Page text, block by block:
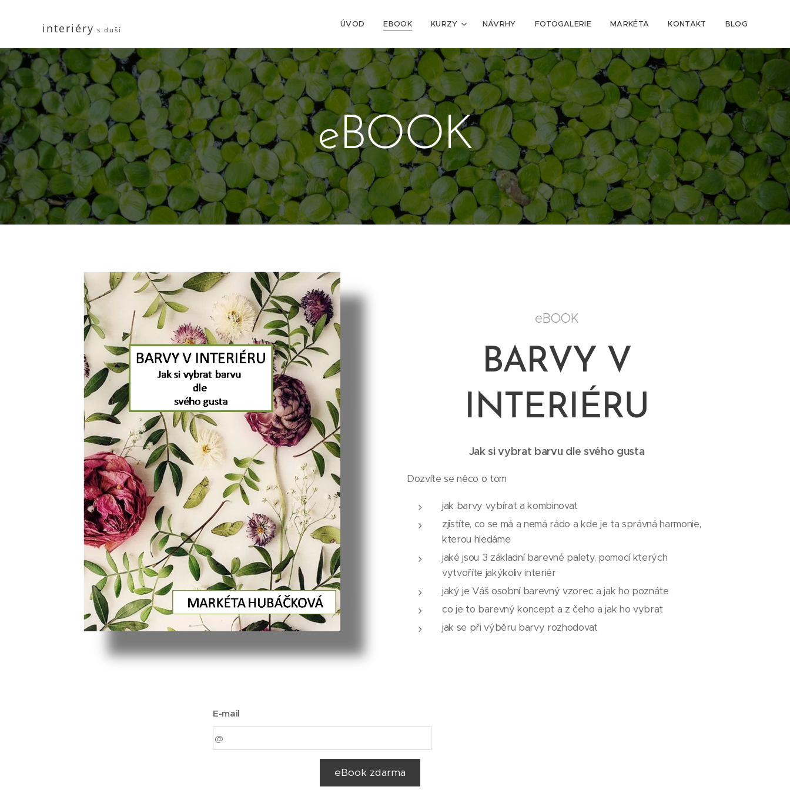
interiéry s duší
ÚVOD EBOOK KURZY NÁVRHY FOTOGALERIE MARKÉTA KONTAKT BLOG
eBOOK
eBOOK
BARVY V
INTERIÉRU
Jak si vybrat barvu dle svého gusta
Dozvíte se něco o tom
jak barvy vybírat a kombinovat
zjistíte, co se má a nemá rádo a kde je ta správná harmonie,
kterou hledáme
jaké jsou 3 základní barevné palety, pomocí kterých
vytvoříte jakýkoliv interiér
jaký je Váš osobní barevný vzorec a jak ho poznáte
co je to barevný koncept a z čeho a jak ho vybrat
jak se při výběru barvy rozhodovat
E-mail
eBook zdarma